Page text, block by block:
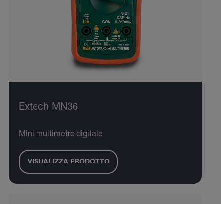
Extech MN36
Mini multimetro digitale
VISUALIZZA PRODOTTO